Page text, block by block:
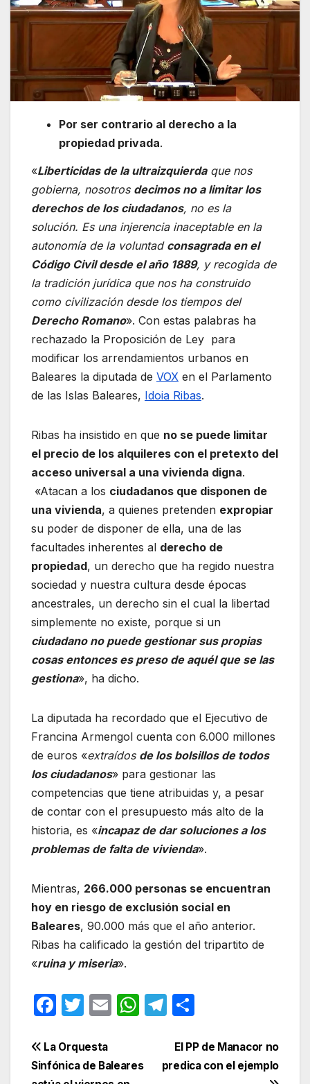
Por ser contrario al derecho a la
propiedad privada.
«Liberticidas de la ultraizquierdaque nos
gobierna, nosotros decimos no a limitar los
derechos de los ciudadanos, no es la
solución. Es una injerencia inaceptable en la
autonomía de la voluntad consagrada en el
Código Civil desde el año 1889, y recogida de
la tradición jurídica que nos ha construido
como civilización desde los tiempos del
Derecho Romano». Con estas palabras ha
rechazado la Proposición de Ley para
modificar los arrendamientos urbanos en
Baleares la diputada de VOX en el Parlamento
de las Islas Baleares, Idoia Ribas.
Ribas ha insistido en que no se puede limitar
el precio de los alquileres con el pretexto del
acceso universal a una vivienda digna.
«Atacan a los ciudadanos que disponen de
una vivienda, a quienes pretenden expropiar
su poder de disponer de ella, una de las
facultades inherentes al derecho de
propiedad, un derecho que ha regido nuestra
sociedad y nuestra cultura desde épocas
ancestrales, un derecho sin el cual la libertad
simplemente no existe, porque si un
ciudadano no puede gestionar sus propias
cosas entonces es preso de aquél que se las
gestiona», ha dicho.
La diputada ha recordado que el Ejecutivo de
Francina Armengol cuenta con 6.000 millones
de euros «extraídos de los bolsillos de todos
los ciudadanos» para gestionar las
competencias que tiene atribuidas y, a pesar
de contar con el presupuesto más alto de la
historia, es «incapaz de dar soluciones a los
problemas de falta de vivienda».
Mientras, 266.000 personas se encuentran
hoy en riesgo de exclusión social en
Baleares, 90.000 más que el año anterior.
Ribas ha calificado la gestión del tripartito de
«ruina y miseria».
F
c
e
T
itt
er
E
W
s
T
e
gr
m
p
Navegación
El PP de Manacor no
predica con el ejemplo
La Orquesta
Sinfónica de Baleares